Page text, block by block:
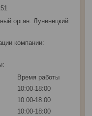
орган: Лунинецкий
компании:
Время работы
10:00-18:00
10:00-18:00
10:00-18:00